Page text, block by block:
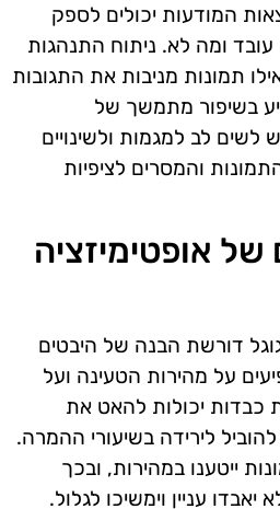
המודעות יכולים לספק
ומה לא. ניתוח התנהגות
תמונות מניבות את התגובות
בשיפור מתמשך של
לשים לב למגמות ולשינויים
והמסרים לציפיות
של אופטימיזציה
דורשת הבנה של היבטים
על מהירות הטעינה ועל
כבדות יכולות להאט את
לירידה בשיעורי ההמרה.
ייטענו במהירות, ובכך
עניין וימשיכו לגלול.